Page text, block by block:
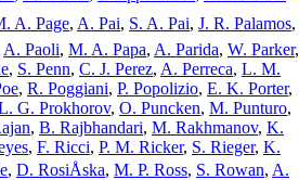
A. Page, A. Pai, S. A. Pai, J. R. Palamos,
A. Paoli, M. A. Papa, A. Parida, W. Parker,
, S. Penn, C. J. Perez, A. Perreca, L. M.
, R. Poggiani, P. Popolizio, E. K. Porter,
G. Prokhorov, O. Puncken, M. Punturo,
, B. Rajbhandari, M. Rakhmanov, K.
, F. Ricci, P. M. Ricker, S. Rieger, K.
, D. RosiÅska, M. P. Ross, S. Rowan, A.